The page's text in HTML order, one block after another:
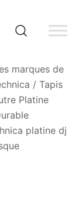
marques de
/ Tapis
Platine
platine dj